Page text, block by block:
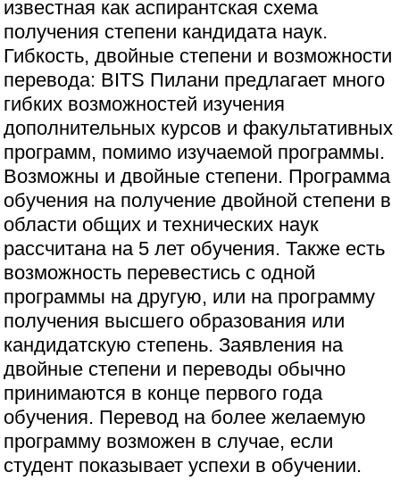
известная как аспирантская схема
получения степени кандидата наук.
Гибкость, двойные степени и возможности
перевода: BITS Пилани предлагает много
гибких возможностей изучения
дополнительных курсов и факультативных
программ, помимо изучаемой программы.
Возможны и двойные степени. Программа
обучения на получение двойной степени в
области общих и технических наук
рассчитана на 5 лет обучения. Также есть
возможность перевестись с одной
программы на другую, или на программу
получения высшего образования или
кандидатскую степень. Заявления на
двойные степени и переводы обычно
принимаются в конце первого года
обучения. Перевод на более желаемую
программу возможен в случае, если
студент показывает успехи в обучении.